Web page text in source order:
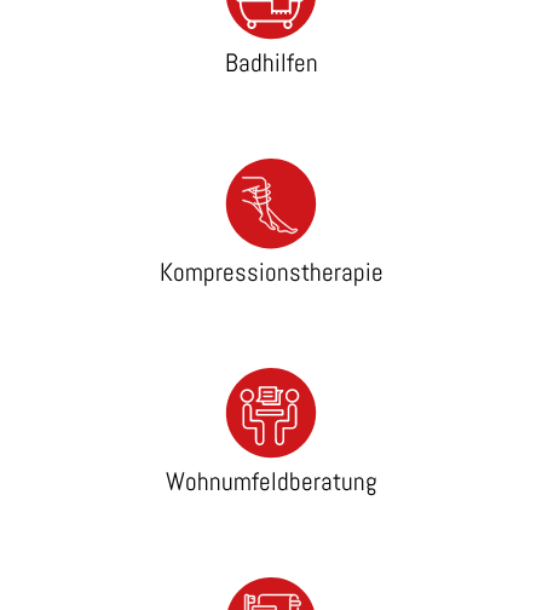
Badhilfen
Kompressionstherapie
Wohnumfeldberatung